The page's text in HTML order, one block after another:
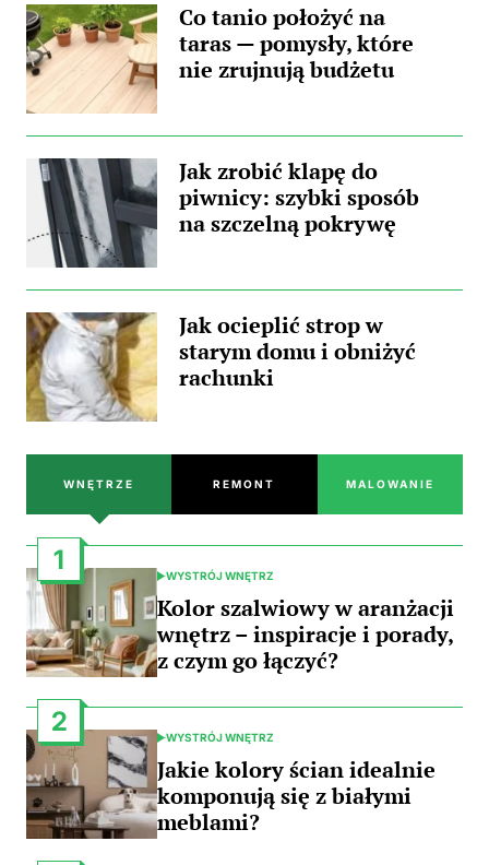
Co tanio położyć na
taras — pomysły, które
nie zrujnują budżetu
Jak zrobić klapę do
piwnicy: szybki sposób
na szczelną pokrywę
Jak ocieplić strop w
starym domu i obniżyć
rachunki
WNĘTRZE REMONT MALOWANIE
1
POSTED
IN
WYSTRÓJ WNĘTRZ
Kolor szalwiowy w aranżacji
wnętrz – inspiracje i porady,
z czym go łączyć?
2
POSTED
IN
WYSTRÓJ WNĘTRZ
Jakie kolory ścian idealnie
komponują się z białymi
meblami?